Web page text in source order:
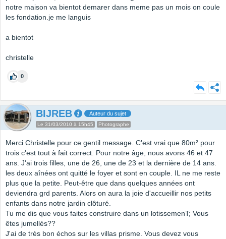
notre maison va bientot demarer dans meme pas un mois on coule
les fondation.je me languis
a bientot
christelle
0
BIJREB Auteur du sujet
Le 31/03/2010 à 15h45 Photographe
Merci Christelle pour ce gentil message. C'est vrai que 80m² pour
trois c'est tout à fait correct. Pour notre âge, nous avons 46 et 47
ans. J'ai trois filles, une de 26, une de 23 et la dernière de 14 ans.
les deux aînées ont quitté le foyer et sont en couple. IL ne me reste
plus que la petite. Peut-être que dans quelques années ont
deviendra grd parents. Alors on aura la joie d'accueillir nos petits
enfants dans notre jardin clôturé.
Tu me dis que vous faites construire dans un lotissemenT; Vous
êtes jumellés??
J'ai de très bon échos sur les villas prisme. Vous devez vous